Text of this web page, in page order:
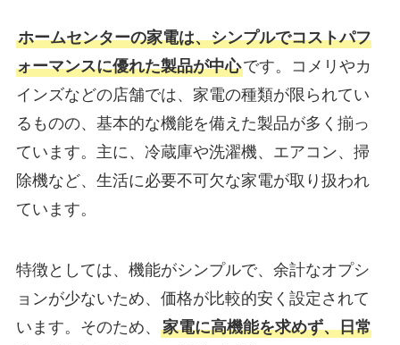
ホームセンターの家電は、シンプルでコストパフ
ォーマンスに優れた製品が中心です。コメリやカ
インズなどの店舗では、家電の種類が限られてい
るものの、基本的な機能を備えた製品が多く揃っ
ています。主に、冷蔵庫や洗濯機、エアコン、掃
除機など、生活に必要不可欠な家電が取り扱われ
ています。
特徴としては、機能がシンプルで、余計なオプシ
ョンが少ないため、価格が比較的安く設定されて
います。そのため、 家電に高機能を求めず、日常